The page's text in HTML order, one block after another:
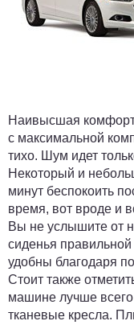
Наивысшая
с максимальной
тихо. Шум идет
Некоторый и
минут беспокоить
время, вот вроде и
Вы не услышите от
сиденья
удобны благодаря
Стоит также
машине лучше
тканевые кресла.